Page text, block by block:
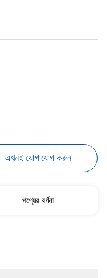
এখনই যোগাযোগ করুন
পণ্যের বর্ণনা